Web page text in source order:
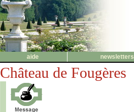
aide newsletters
Château de Fougères